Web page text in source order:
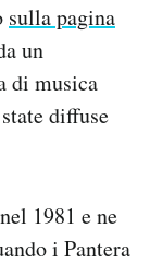
sulla pagina
un
di musica
diffuse
1981 e ne
i Pantera